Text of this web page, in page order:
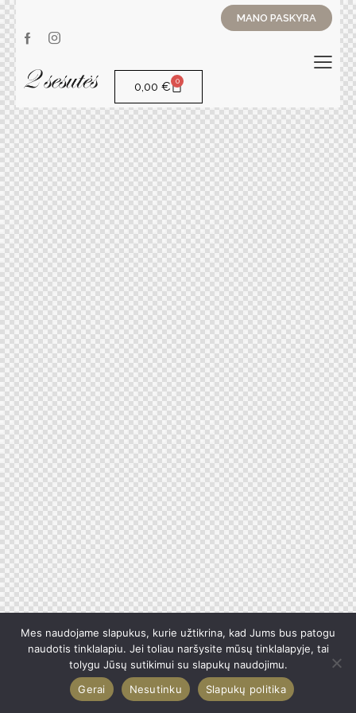
MANO PASKYRA
0,00€ 0
Mes naudojame slapukus, kurie užtikrina, kad Jums bus patogu
naudotis tinklalapiu. Jei toliau naršysite mūsų tinklalapyje, tai
tolygu Jūsų sutikimui su slapukų naudojimu.
Gerai
Nesutinku Slapukų politika